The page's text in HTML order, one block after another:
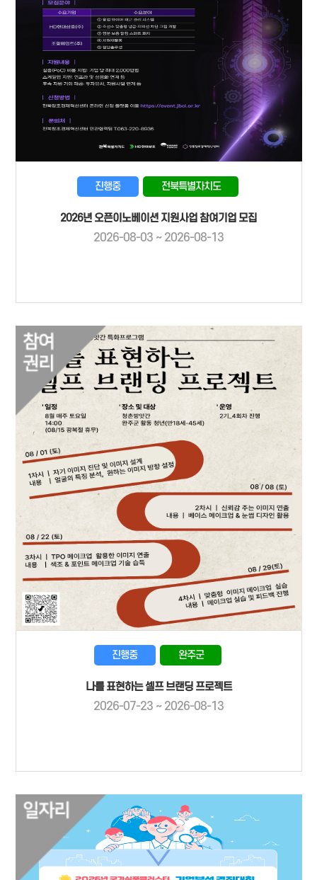
진행중 전북특별자치도
2026년 오픈이노베이션 지원사업 참여기업 모집
2026-08-03 ~ 2026-08-13
진행중 완주군
나를 표현하는 셀프 브랜딩 프로젝트
2026-07-23 ~ 2026-08-13